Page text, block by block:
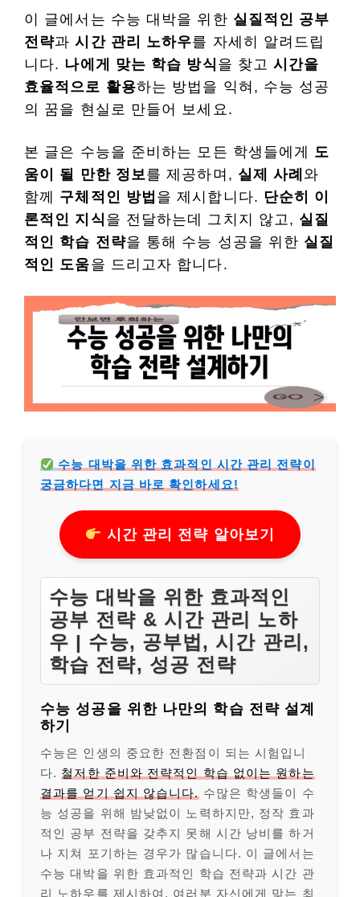
이 글에서는 수능 대박을 위한 실질적인 공부
전략과시간 관리 노하우를 자세히 알려드립
니다. 나에게 맞는 학습 방식 을 찾고시간을
효율적으로 활용하는 방법을 익혀, 수능 성공
의 꿈을 현실로 만들어 보세요.
본 글은 수능을 준비하는 모든 학생들에게 도
움이 될 만한 정보를 제공하며, 실제 사례 와
함께 구체적인 방법 을 제시합니다. 단순히 이
론적인 지식 을 전달하는데 그치지 않고, 실질
적인 학습 전략을 통해 수능 성공을 위한 실질
적인 도움을 드리고자 합니다.
수능 대박을 위한 효과적인 시간 관리 전략이
궁금하다면 지금 바로 확인하세요!
시간 관리 전략 알아보기
수능 대박을 위한 효과적인
공부 전략 & 시간 관리 노하
우 | 수능, 공부법, 시간 관리,
학습 전략, 성공 전략
수능 성공을 위한 나만의 학습 전략 설계
하기
수능은 인생의 중요한 전환점이 되는 시험입니
다. 철저한 준비와 전략적인 학습 없이는 원하는
결과를 얻기 쉽지 않습니다. 수많은 학생들이 수
능 성공을 위해 밤낮없이 노력하지만, 정작 효과
적인 공부 전략을 갖추지 못해 시간 낭비를 하거
나 지쳐 포기하는 경우가 많습니다. 이 글에서는
수능 대박을 위한 효과적인 학습 전략과 시간 관
리 노하우를 제시하여, 여러분 자신에게 맞는 최